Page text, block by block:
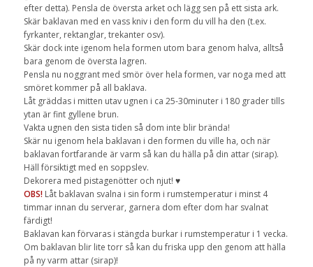
efter detta). Pensla de översta arket och lägg sen på ett sista ark.
Skär baklavan med en vass kniv i den form du vill ha den (t.ex.
fyrkanter, rektanglar, trekanter osv).
Skär dock inte igenom hela formen utom bara genom halva, alltså
bara genom de översta lagren.
Pensla nu noggrant med smör över hela formen, var noga med att
smöret kommer på all baklava.
Låt gräddas i mitten utav ugnen i ca 25-30minuter i 180 grader tills
ytan är fint gyllene brun.
Vakta ugnen den sista tiden så dom inte blir brända!
Skär nu igenom hela baklavan i den formen du ville ha, och när
baklavan fortfarande är varm så kan du hälla på din attar (sirap).
Häll försiktigt med en soppslev.
Dekorera med pistagenötter och njut! ♥
OBS! Låt baklavan svalna i sin form i rumstemperatur i minst 4
timmar innan du serverar, garnera dom efter dom har svalnat
färdigt!
Baklavan kan förvaras i stängda burkar i rumstemperatur i 1 vecka.
Om baklavan blir lite torr så kan du friska upp den genom att hälla
på ny varm attar (sirap)!